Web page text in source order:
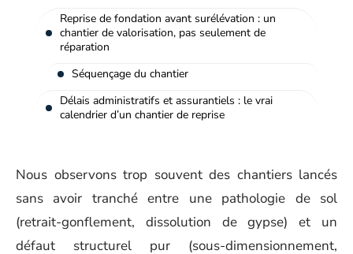
Reprise de fondation avant surélévation : un
chantier de valorisation, pas seulement de
réparation
Séquençage du chantier
Délais administratifs et assurantiels : le vrai
calendrier d’un chantier de reprise
Nous observons trop souvent des chantiers lancés
sans avoir tranché entre une pathologie de sol
(retrait-gonflement, dissolution de gypse) et un
défaut structurel pur (sous-dimensionnement,